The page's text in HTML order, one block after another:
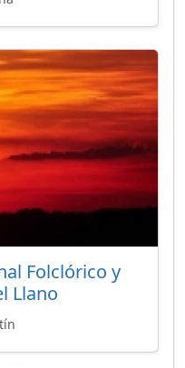
Folclórico y
Llano